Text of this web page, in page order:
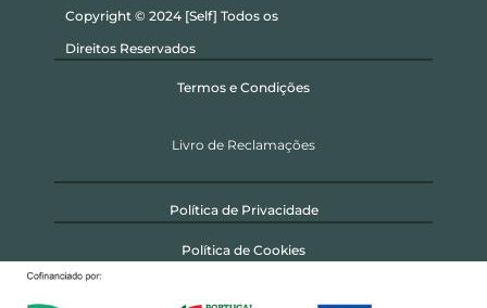
Copyright © 2024 [Self] Todos os
Direitos Reservados
Termos e Condições
Livro de Reclamações
Política de Privacidade
Política de Cookies